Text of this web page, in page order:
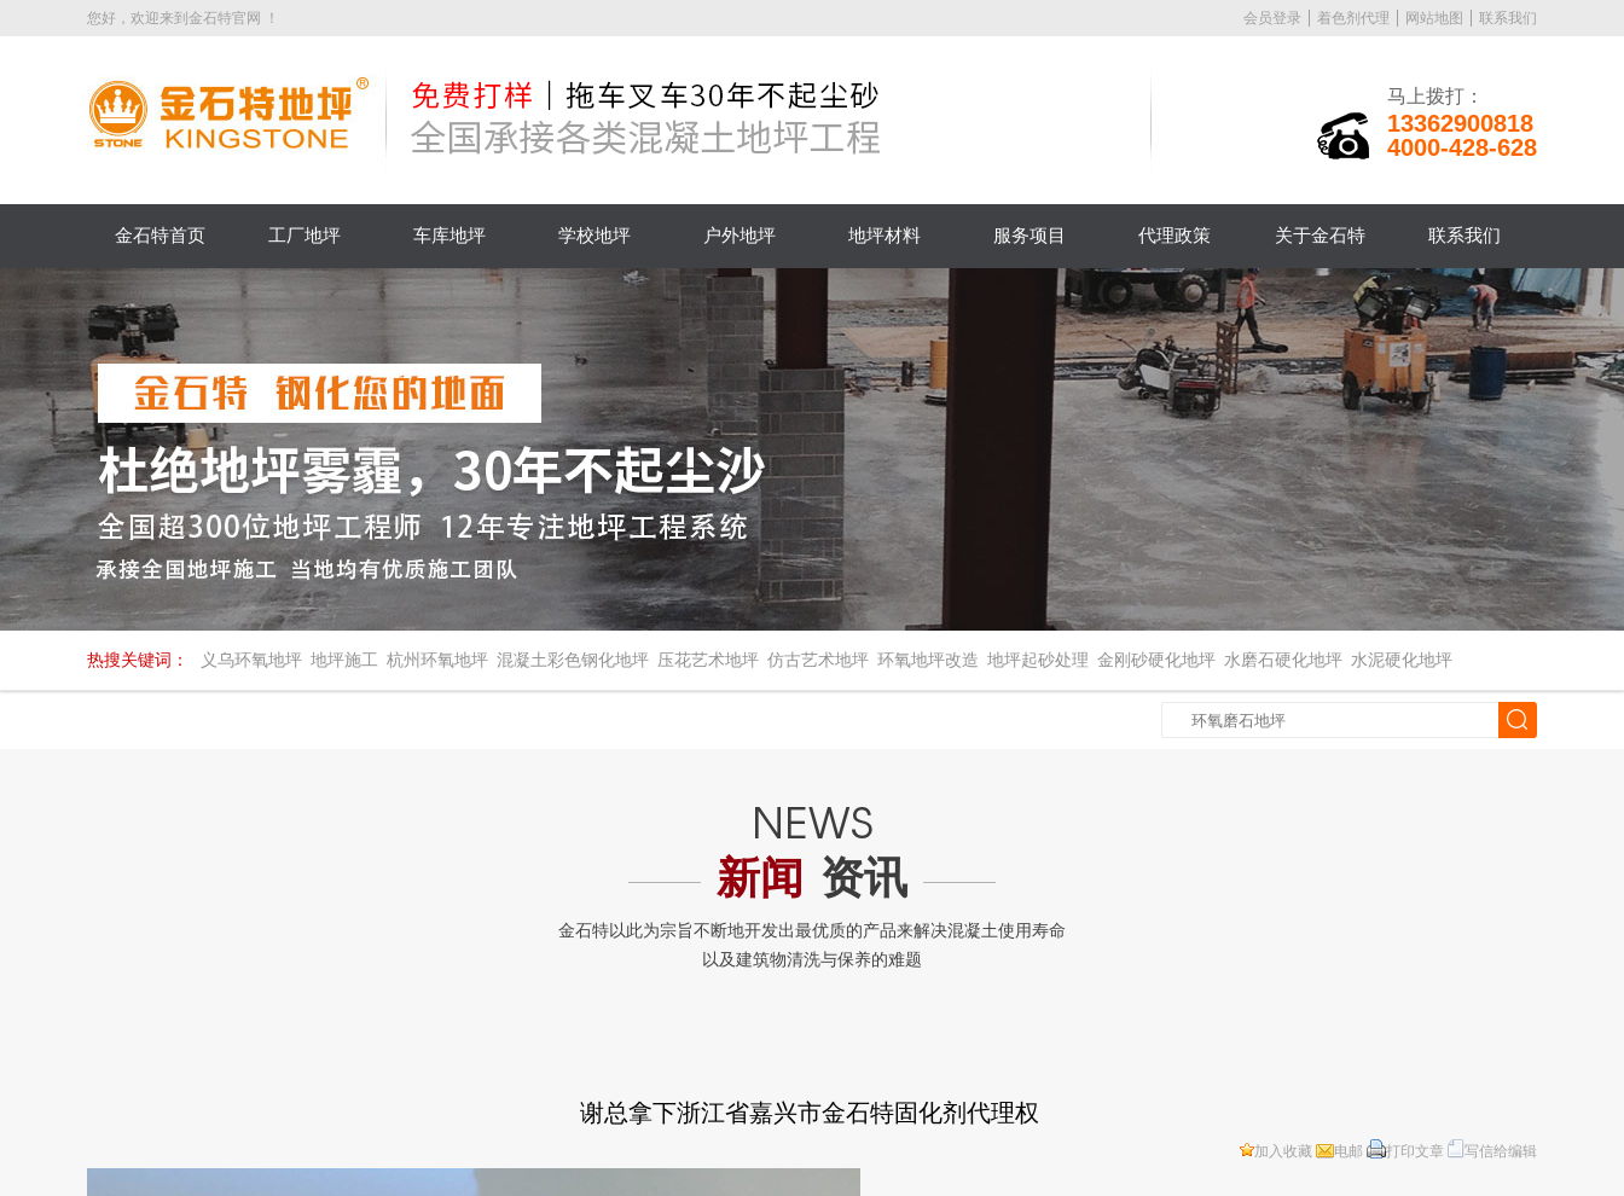
您好，欢迎来到金石特官网 ！ 会员登录 着色剂代理 网站地图 联系我们
马上拨打：
13362900818
4000-428-628
金石特首页 工厂地坪 车库地坪 学校地坪 户外地坪 地坪材料 服务项目 代理政策 关于金石特 联系我们
热搜关键词： 义乌环氧地坪 地坪施工 杭州环氧地坪 混凝土彩色钢化地坪 压花艺术地坪 仿古艺术地坪 环氧地坪改造 地坪起砂处理 金刚砂硬化地坪 水磨石硬化地坪 水泥硬化地坪
新闻 资讯
谢总拿下浙江省嘉兴市金石特固化剂代理权
加入收藏 电邮 打印文章 写信给编辑